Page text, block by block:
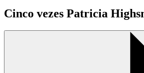
Cinco vezes Patricia